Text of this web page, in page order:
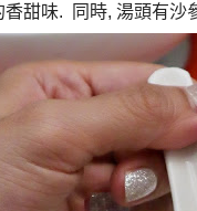
香甜味. 同時, 湯頭有沙